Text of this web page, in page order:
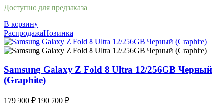
Доступно для предзаказа
В корзину
РаспродажаНовинка
Samsung Galaxy Z Fold 8 Ultra 12/256GB Черный
(Graphite)
179 900 ₽ 190 700₽